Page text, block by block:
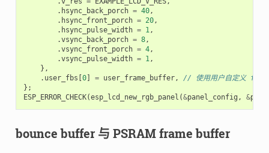
. hsync_back_porch = 40,
. hsync_front_porch = 20,
. hsync_pulse_width = 1,
.vsync_back_porch = 8,
.vsync_front_porch = 4,
.vsync_pulse_width = 1,
},
. user_fbs [0] = user_frame_buffer,
// 使用用户自定义
};
ESP_ERROR_CHECK(esp_lcd_new_rgb_panel (&panel_config , &
bounce buffer 与 PSRAM frame buffer